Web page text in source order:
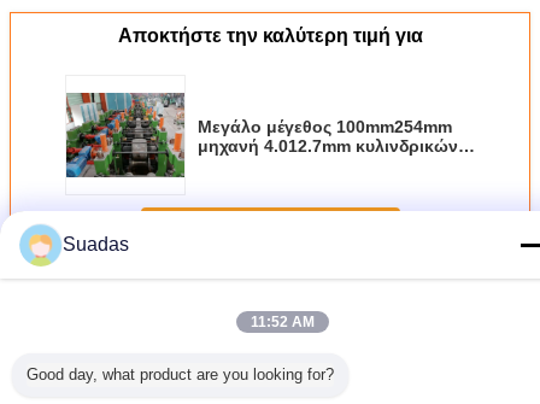
Αποκτήστε την καλύτερη τιμή για
Μεγάλο μέγεθος 100mm254mm
μηχανή 4.012.7mm κυλινδρικών
Suadas
11:52 AM
Good day, what product are you looking for?